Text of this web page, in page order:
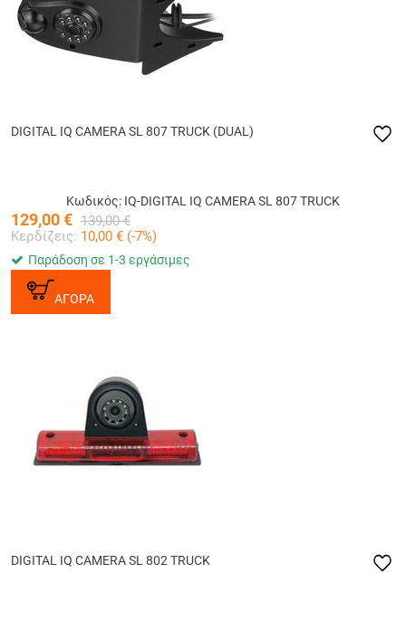
DIGITAL IQ CAMERA SL 807 TRUCK (DUAL)
Κωδικός: IQ-DIGITAL IQ CAMERA SL 807 TRUCK
129,00€ 139,00 €
Κερδίζεις: 10,00 € (-7%)
Παράδοση σε 1-3 εργάσιμες
ΑΓΟΡΑ
DIGITAL IQ CAMERA SL 802 TRUCK